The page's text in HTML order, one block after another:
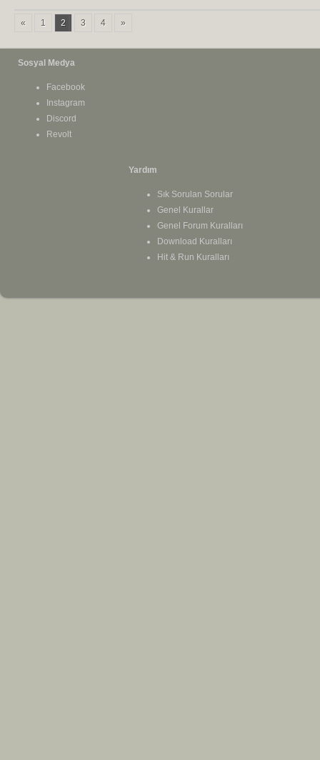
« 1 2 3 4 »
Sosyal Medya
Facebook
Instagram
Discord
Revolt
Yardım
Sık Sorulan Sorular
Genel Kurallar
Genel Forum Kuralları
Download Kuralları
Hit & Run Kuralları